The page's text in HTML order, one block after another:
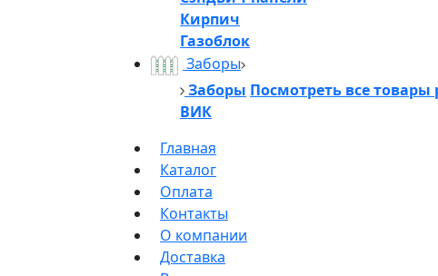
Кирпич
Газоблок
Заборы
Заборы Посмотреть все товары
ВИК
Главная
Каталог
Оплата
Контакты
О компании
Доставка